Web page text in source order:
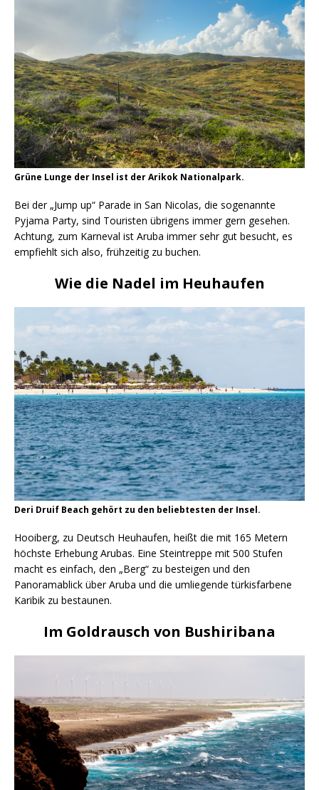
Grüne Lunge der Insel ist der Arikok Nationalpark.
Bei der „Jump up“ Parade in San Nicolas, die sogenannte
Pyjama Party, sind Touristen übrigens immer gern gesehen.
Achtung, zum Karneval ist Aruba immer sehr gut besucht, es
empfiehlt sich also, frühzeitig zu buchen.
Wie die Nadel im Heuhaufen
Deri Druif Beach gehört zu den beliebtesten der Insel.
Hooiberg, zu Deutsch Heuhaufen, heißt die mit 165 Metern
höchste Erhebung Arubas. Eine Steintreppe mit 500 Stufen
macht es einfach, den „Berg“ zu besteigen und den
Panoramablick über Aruba und die umliegende türkisfarbene
Karibik zu bestaunen.
Im Goldrausch von Bushiribana